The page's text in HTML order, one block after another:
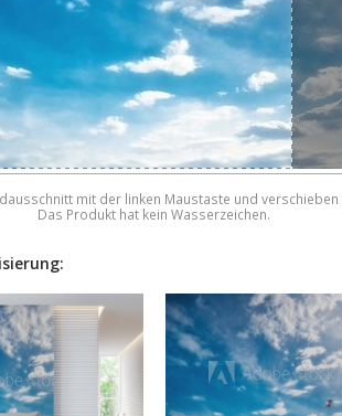
mit der linken Maustaste und verschieben
Das Produkt hat kein Wasserzeichen.